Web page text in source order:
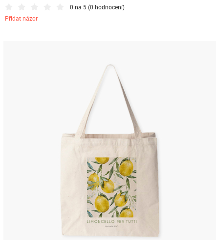
0 na 5 (0 hodnocení)
Přidat názor